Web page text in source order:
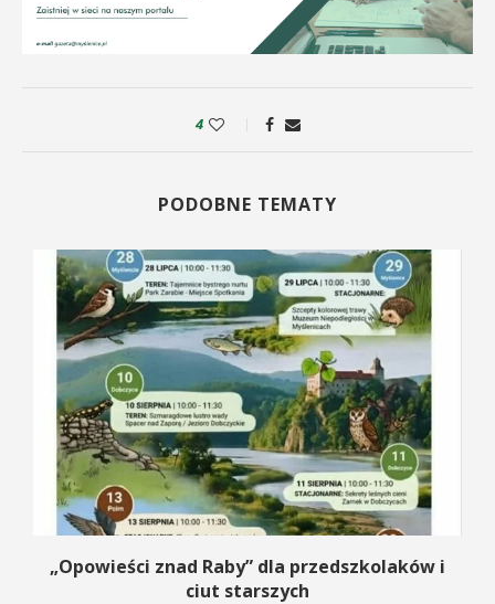
4
PODOBNE TEMATY
„Opowieści znad Raby” dla przedszkolaków i
ciut starszych